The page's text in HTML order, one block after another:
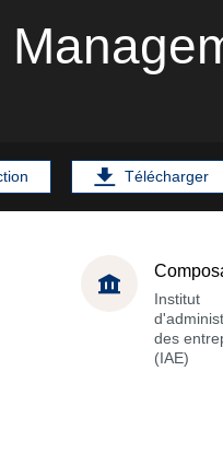
Télécharger
Institut
des
(IAE)